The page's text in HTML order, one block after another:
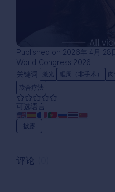
Published on 2026年 4月 28
World Congress 2026
关键词: 激光 眶周（非手术）
联合疗法
可选语言:
披露
评论